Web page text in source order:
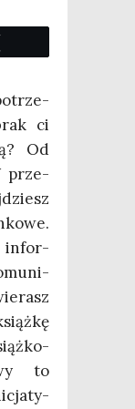
ci
Od
prze­
infor­
to